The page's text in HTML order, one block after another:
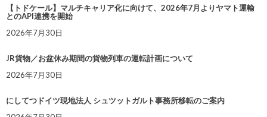
【トドケール】マルチキャリア化に向けて、2026年7月よりヤマト運輸
とのAPI連携を開始
2026年7月30日
JR貨物／お盆休み期間の貨物列車の運転計画について
2026年7月30日
にしてつドイツ現地法人 シュツットガルト事務所移転のご案内